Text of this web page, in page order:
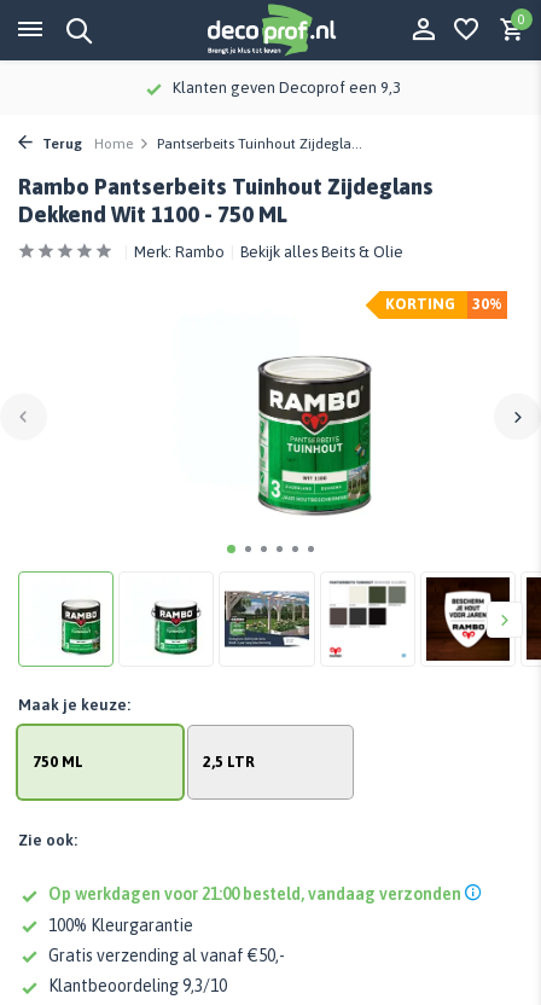
0
Klanten geven Decoprof een 9,3
Terug Home Pantserbeits Tuinhout Zijdegla...
Rambo Pantserbeits Tuinhout Zijdeglans
Dekkend Wit 1100 - 750 ML
Merk: Rambo Bekijk alles Beits & Olie
30%
KORTING
750 ML 2,5 LTR
Maak je keuze:
Zie ook:
Op werkdagen voor 21:00 besteld, vandaag verzonden
100% Kleurgarantie
Gratis verzending al vanaf €50,-
Klantbeoordeling 9,3/10